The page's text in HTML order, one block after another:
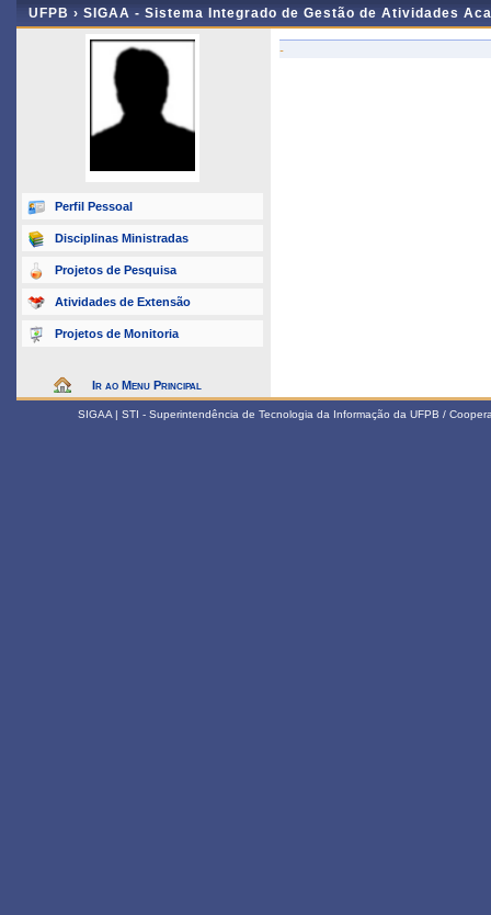
UFPB › SIGAA - Sistema Integrado de Gestão de Atividades
Perfil Pessoal
Disciplinas Ministradas
Projetos de Pesquisa
Atividades de Extensão
Projetos de Monitoria
Ir ao Menu Principal
-
SIGAA | STI - Superintendência de Tecnologia da Informação da UFPB /